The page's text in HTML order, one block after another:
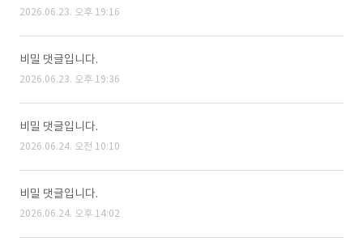
2026.06.23. 오후 19:16
비밀 댓글입니다.
2026.06.23. 오후 19:36
비밀 댓글입니다.
2026.06.24. 오전 10:10
비밀 댓글입니다.
2026.06.24. 오후 14:02